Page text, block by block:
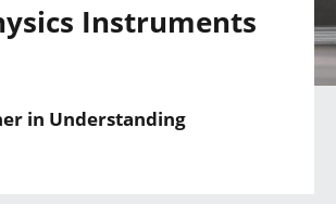
Instruments
in Understanding